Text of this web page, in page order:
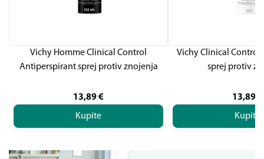
Vichy Homme Clinical Control
Antiperspirant sprej protiv znojenja
13,89€
Kupite
Vichy Clinical Control
sprej protiv
13,89
Kupite